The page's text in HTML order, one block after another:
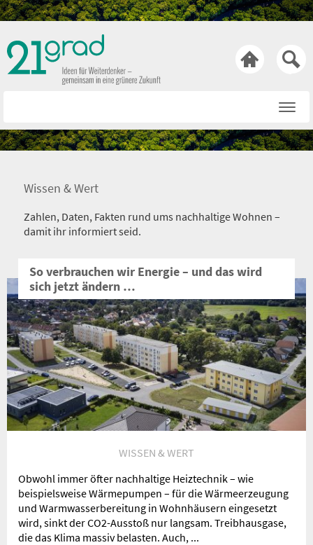

Rat & Tat
Bewusst & Sein
Netiquette
Nachricht an die
Redaktion
Wissen & Wert
Zahlen, Daten, Fakten rund ums nachhaltige Wohnen –
damit ihr informiert seid.
So verbrauchen wir Energie – und das wird
sich jetzt ändern …
WISSEN & WERT
Obwohl immer öfter nachhaltige Heiztechnik – wie
beispielsweise Wärmepumpen – für die Wärmeerzeugung
und Warmwasserbereitung in Wohnhäusern eingesetzt
wird, sinkt der CO2-Ausstoß nur langsam. Treibhausgase,
die das Klima massiv belasten. Auch, ...